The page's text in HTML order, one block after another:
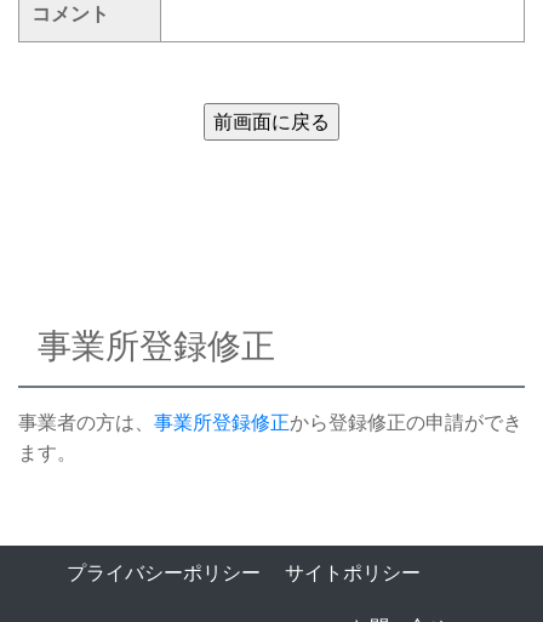
コメント
事業所登録修正
事業者の方は、 事業所登録修正から登録修正の申請ができ
ます。
プライバシーポリシー サイトポリシー